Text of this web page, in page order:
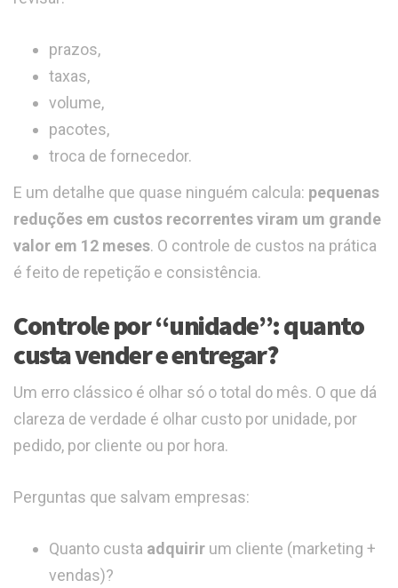
prazos,
taxas,
volume,
pacotes,
troca de fornecedor.
E um detalhe que quase ninguém calcula: pequenas
reduções em custos recorrentes viram um grande
valor em 12 meses. O controle de custos na prática
é feito de repetição e consistência.
Controle por “unidade”: quanto
custa vender e entregar?
Um erro clássico é olhar só o total do mês. O que dá
clareza de verdade é olhar custo por unidade, por
pedido, por cliente ou por hora.
Perguntas que salvam empresas:
Quanto custa adquirir um cliente (marketing +
vendas)?